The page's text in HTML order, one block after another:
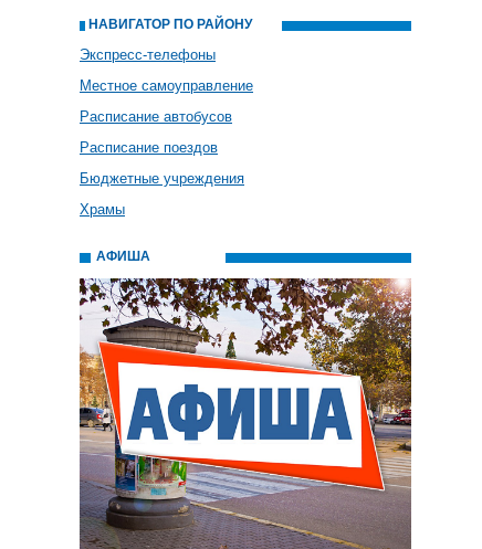
НАВИГАТОР ПО РАЙОНУ
Экспресс-телефоны
Местное самоуправление
Расписание автобусов
Расписание поездов
Бюджетные учреждения
Храмы
АФИША